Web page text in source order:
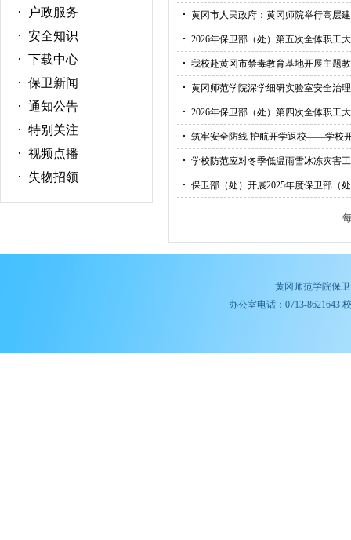
户政服务
安全知识
下载中心
保卫新闻
通知公告
特别关注
视频点播
失物招领
黄冈市人民政府：黄冈师院举行高层
2026年保卫部（处）第五次全体职工
我校赴黄冈市禁毒教育基地开展主题
黄冈师范学院深学细研实验室安全治
2026年保卫部（处）第四次全体职工
筑牢安全防线 护航开学返校——学校
学校防范应对冬季低温雨雪冰冻灾害
保卫部（处）开展2025年度保卫部（
黄冈师范学院保
办公室电话：0713-8621643